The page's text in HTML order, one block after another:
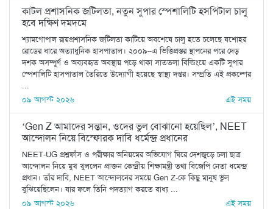
কাটল প্রশাসনিক জটিলতা, নতুন সুপার স্পেশালিটি হসপিটাল চালু
হবে দক্ষিণ দমদমে
শ্যামগোপাল রায়প্রশাসনিক জটিলতা কাটিয়ে অবশেষে চালু হতে চলেছে যশোহর
রোডের ধারে অত্যাধুনিক হাসপাতাল। ২০০৯–এ ভিত্তিপ্রস্তর স্থাপনের পরে দেড়
দশক অসম্পূর্ণ ও অব্যবহৃত অবস্থায় পড়ে থাকা সাততলা বিল্ডিংয়ে একটি সুপার
স্পেশালিটি হাসপাতাল তৈরিতে উদ্যোগী হয়েছে স্বাস্থ্য দপ্তর। সম্প্রতি এই প্রকল্পের
...
০৯ আগস্ট ২০২৬
এই সময়
‘Gen Z আমাদের সন্তান, ওদের ভুল বোঝানো হয়েছিল’, NEET
আন্দোলন নিয়ে বিস্ফোরক দাবি ধর্মেন্দ্র প্রধানের
NEET-UG প্রশ্নফাঁস ও পরীক্ষার অনিয়মের অভিযোগ ঘিরে দেশজুড়ে চলা ছাত্র
আন্দোলন নিয়ে মুখ খুললেন প্রাক্তন কেন্দ্রীয় শিক্ষামন্ত্রী তথা বিজেপি নেতা ধমেন্দ্র
প্রধান। তাঁর দাবি, NEET আন্দোলনের সময়ে Gen Z-কে কিছু মানুষ ভুল
বুঝিয়েছিলেন। যার ফলে তিনি পদত্যাগ করতে বাধ্য ...
০৯ আগস্ট ২০২৬
এই সময়